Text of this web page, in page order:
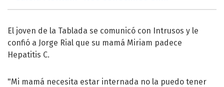
El joven de la Tablada se comunicó con Intrusos y le
confió a Jorge Rial que su mamá Miriam padece
Hepatitis C.
"Mi mamá necesita estar internada no la puedo tener